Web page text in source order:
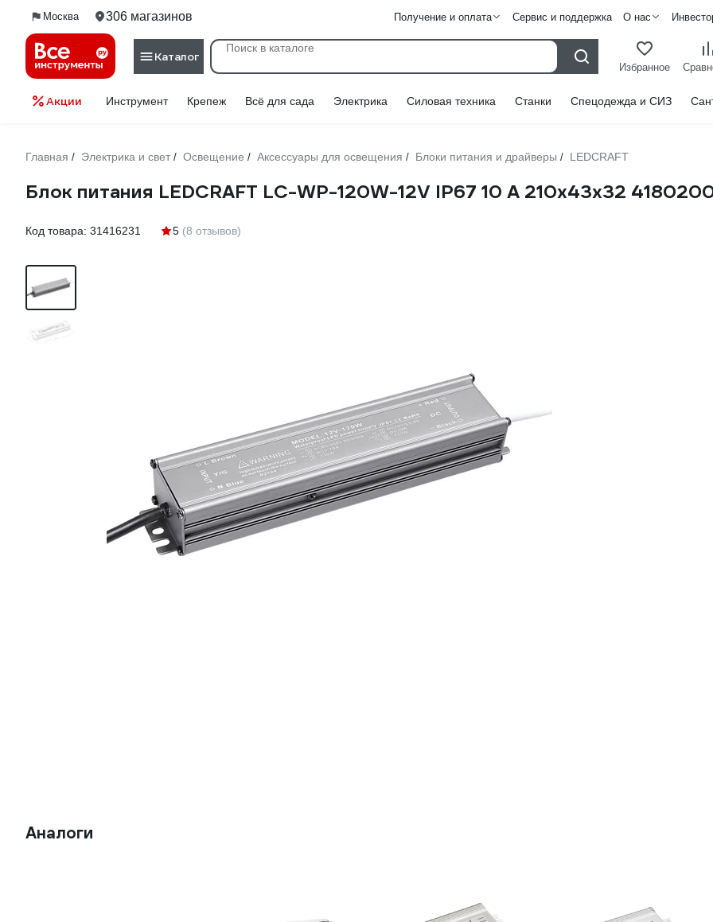
Москва 306 магазинов Получение и оплата Сервис и поддержка О нас
Каталог
Избранное
Акции Инструмент Крепеж Всё для сада Электрика Силовая техника Станки Спецодежда и СИЗ
Главная / Электрика и свет / Освещение / Аксессуары для освещения / Блоки питания и драйверы / LEDCRAFT
Блок питания LEDCRAFT LC-WP-120W-12V IP67 10 А 210x43x32
Код товара: 31416231 5 (8 отзывов)
Аналоги